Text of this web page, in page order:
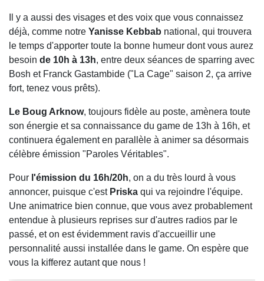
Il y a aussi des visages et des voix que vous connaissez
déjà, comme notre Yanisse Kebbab national, qui trouvera
le temps d'apporter toute la bonne humeur dont vous aurez
besoin de 10h à 13h, entre deux séances de sparring avec
Bosh et Franck Gastambide ("La Cage" saison 2, ça arrive
fort, tenez vous prêts).
Le Boug Arknow, toujours fidèle au poste, amènera toute
son énergie et sa connaissance du game de 13h à 16h, et
continuera également en parallèle à animer sa désormais
célèbre émission "Paroles Véritables".
Pour l'émission du 16h/20h, on a du très lourd à vous
annoncer, puisque c'est Priska qui va rejoindre l'équipe.
Une animatrice bien connue, que vous avez probablement
entendue à plusieurs reprises sur d'autres radios par le
passé, et on est évidemment ravis d'accueillir une
personnalité aussi installée dans le game. On espère que
vous la kifferez autant que nous !